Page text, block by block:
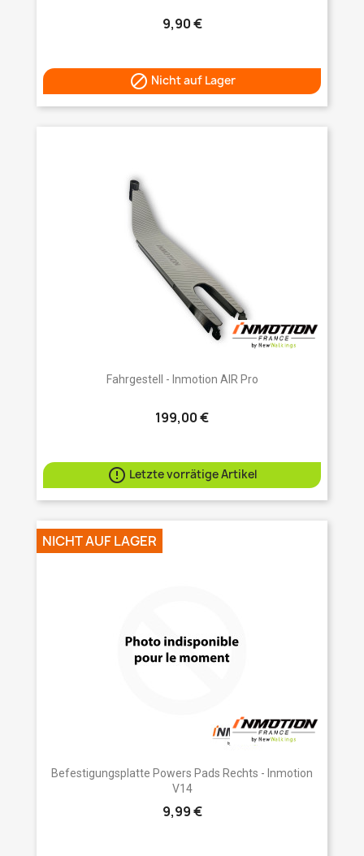
9,90 €
 Nicht auf Lager
Fahrgestell - Inmotion AIR Pro
199,00 €
 Letzte vorrätige Artikel
Befestigungsplatte Powers Pads Rechts - Inmotion
V14
9,99 €
NICHT AUF LAGER